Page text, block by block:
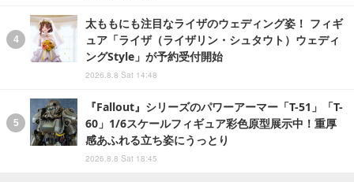
太ももにも注目なライザのウェディング姿！ フィギ
ュア「ライザ（ライザリン・シュタウト）ウェディ
ングStyle」が予約受付開始
2026.8.8 Sat 14:48
『Fallout』シリーズのパワーアーマー「T-51」「T-
60」1/6スケールフィギュア彩色原型展示中！重厚
感あふれる立ち姿にうっとり
2026.8.8 Sat 18:45